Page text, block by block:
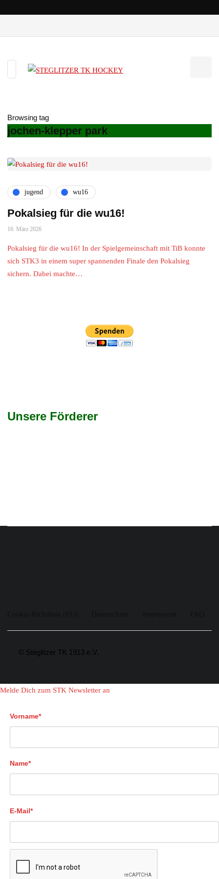
Browsing tag
jochen-klepper park
jugend wu16
Pokalsieg für die wu16!
16. März 2026
Pokalsieg für die wu16! In der Spielgemeinschaft mit TiB konnte
sich STK3 in einem super spannenden Finale den Pokalsieg
sichern. Dabei machte…
Unsere Förderer
© Steglitzer TK 1913 e.V.
Melde Dich zum STK Newsletter an
Vorname*
Name*
E-Mail*